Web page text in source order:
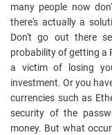
many people now
there's actually a
Don't go out there
probability of getting a
a victim of losing
investment. Or you
currencies such as
security of the
money. But what